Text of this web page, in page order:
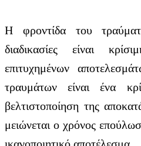
Η φροντίδα του
διαδικασίες είναι
επιτυχημένων
τραυμάτων είναι ένα
βελτιστοποίηση της
μειώνεται ο χρόνος